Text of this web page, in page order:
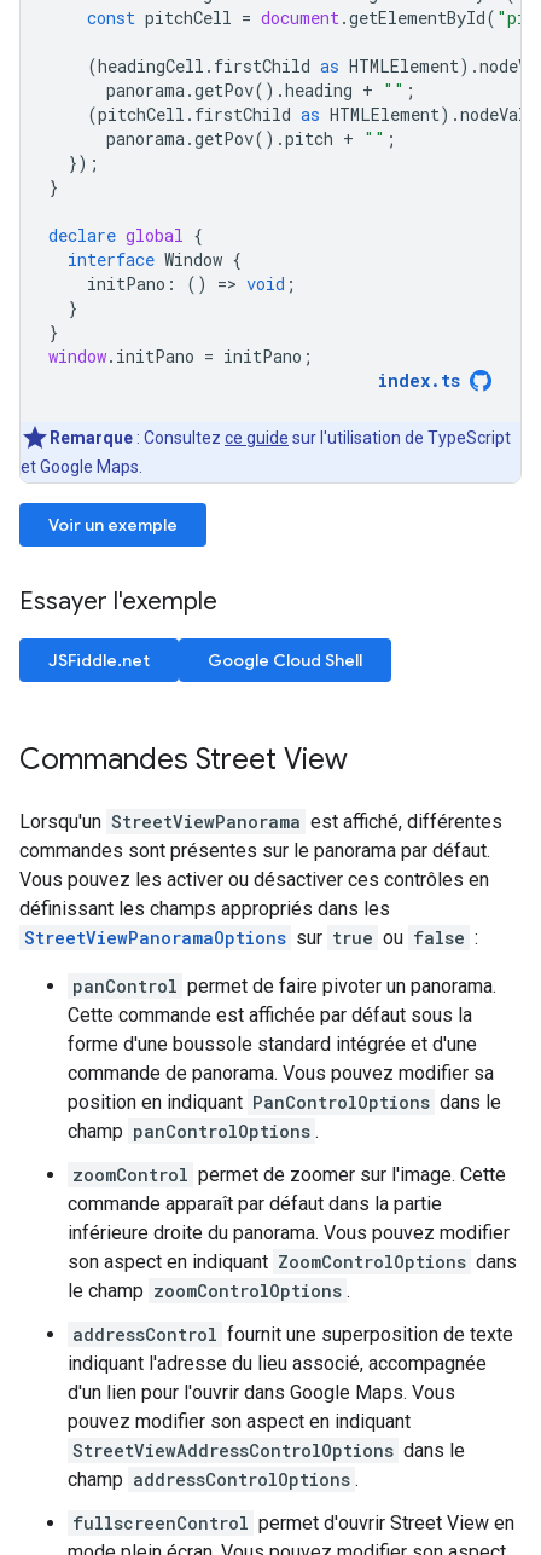
const pitchCell = document.getElementById(
(headingCell . firstChild as HTMLElement).
panorama.getPov().heading + "" ;
(pitchCell . firstChild as HTMLElement).
panorama.getPov().pitch + "" ;
});
}
declare global {
interface Window {
initPano : () => void ;
}
}
window. initPano = initPano ;
index. ts
Remarque : Consultez ce guide sur l'utilisation de TypeScript
et Google Maps.
Voir un exemple
Essayer l'exemple
JSFiddle.net Google Cloud Shell
Commandes Street View
Lorsqu'un StreetViewPanorama est affiché, différentes
commandes sont présentes sur le panorama par défaut.
Vous pouvez les activer ou désactiver ces contrôles en
définissant les champs appropriés dans les
StreetViewPanoramaOptions sur true ou false :
panControl permet de faire pivoter un panorama.
Cette commande est affichée par défaut sous la
forme d'une boussole standard intégrée et d'une
commande de panorama. Vous pouvez modifier sa
position en indiquant PanControlOptions dans le
champ panControlOptions .
zoomControl permet de zoomer sur l'image. Cette
commande apparaît par défaut dans la partie
inférieure droite du panorama. Vous pouvez modifier
son aspect en indiquant ZoomControlOptions dans
le champ zoomControlOptions .
addressControl fournit une superposition de texte
indiquant l'adresse du lieu associé, accompagnée
d'un lien pour l'ouvrir dans Google Maps. Vous
pouvez modifier son aspect en indiquant
StreetViewAddressControlOptions dans le
champ addressControlOptions .
fullscreenControl permet d'ouvrir Street View en